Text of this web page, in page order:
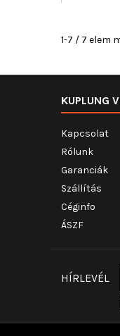
1-7 / 7 elem
KUPLUNG
Kapcsolat
Rólunk
Garanciák
Szállítás
Céginfo
ÁSZF
HÍRLEVÉL